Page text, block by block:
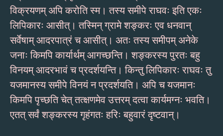
विक्रयणम् अपि करोति स्म। तस्य समीपे राघवः इति एकः
लिपिकारः आसीत्। तस्मिन् ग्रामे शङ्करः एव धनवान्
सर्वेषाम् आदरपात्रं च आसीत्। अतः तस्य समीपम् अनेके
जनाः किमपि कार्यार्थम् आगच्छन्ति। शङ्करस्य पुरतः बहु
विनयम् आदरभावं च प्रदर्शयन्ति। किन्तु लिपिकारः राघवः तु
यजमानस्य समीपे विनयं न प्रदर्शयति। अपि च यजमानः
किमपि पृच्छति चेत् तत्क्षणमेव उत्तरम् दत्वा कार्यमग्नः भवति।
एतत् सर्वं शङ्करस्य गृहंगतः हरिः बहुवारं दृष्टवान्।